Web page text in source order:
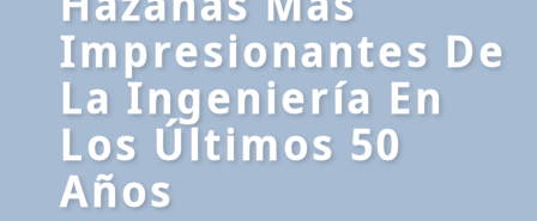
Impresionantes De
La Ingeniería En
Los Últimos 50
Años